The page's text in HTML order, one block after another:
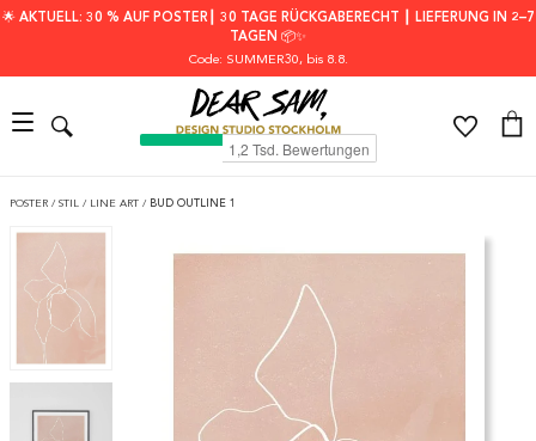
🌟 AKTUELL: 30 % AUF POSTER┃ 30 TAGE RÜCKGABERECHT ┃ LIEFERUNG IN 2–7
TAGEN 📦✨
Code: SUMMER30, bis 8.8.
POSTER / STIL / LINE ART / BUD OUTLINE 1